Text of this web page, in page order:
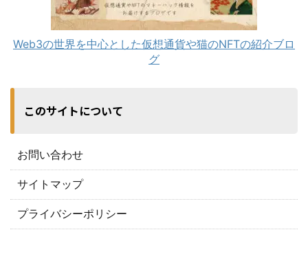
Web3の世界を中心とした仮想通貨や猫のNFTの紹介ブロ
グ
このサイトについて
お問い合わせ
サイトマップ
プライバシーポリシー